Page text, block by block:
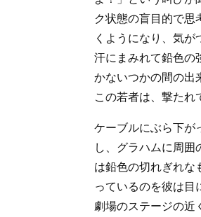
ク状態の盲目的で思
くようになり、気
汗にまみれて鉛色の
かないつかの間の出
この若者は、撃たれ
ケーブルにぶら下が
し、グラハムに周
は鉛色の切れぎれな
っているのを彼は目
劇場のステージの近